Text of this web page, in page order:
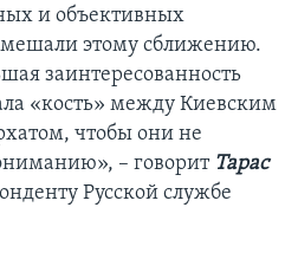
и объективных
мешали этому сближению.
заинтересованность
«кость» между Киевским
чтобы они не
– говорит Тарас
Русской службе